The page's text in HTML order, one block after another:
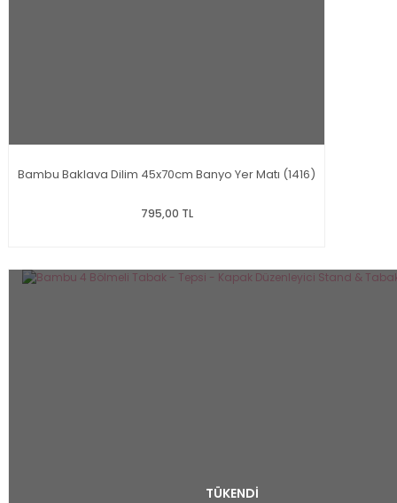
Bambu Baklava Dilim 45x70cm Banyo Yer Matı (1416)
795,00 TL
TÜKENDİ